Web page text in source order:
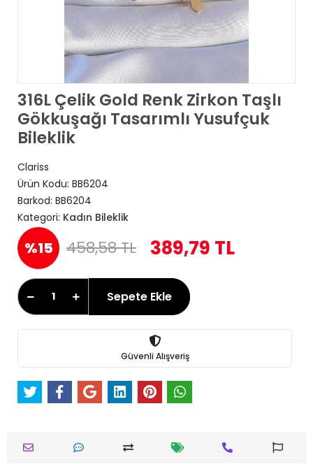
316L Çelik Gold Renk Zirkon Taşlı
Gökkuşağı Tasarımlı Yusufçuk
Bileklik
Clariss
Ürün Kodu: BB6204
Barkod: BB6204
Kategori: Kadın Bileklik
%15 458,58 TL 389,79 TL
Sepete Ekle
Güvenli Alışveriş